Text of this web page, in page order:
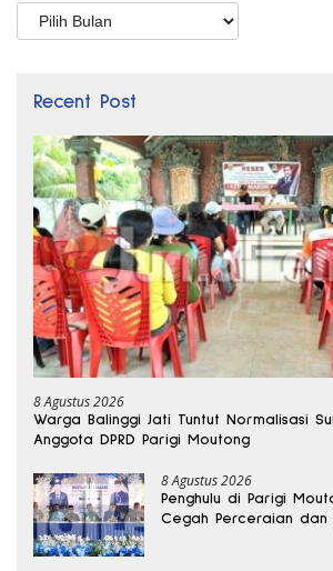
Arsip
Recent Post
8 Agustus 2026
Warga Balinggi Jati Tuntut Normalisasi
Anggota DPRD Parigi Moutong
8 Agustus 2026
Penghulu di Parigi
Cegah Perceraian dan